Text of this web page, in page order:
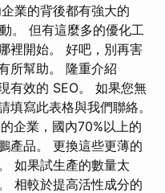
業的背後都有強大的
。 但有這麼多的優化工
裡開始。 好吧，別再害
所幫助。 隆重介紹
有效的 SEO。 如果您無
寫此表格與我們聯絡。
企業，國內70%以上的
產品。 更換這些更薄的
如果試生產的數量太
相較於提高活性成分的